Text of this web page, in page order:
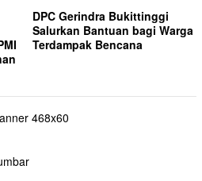
DPC Gerindra Bukittinggi
Salurkan Bantuan bagi Warga
Terdampak Bencana